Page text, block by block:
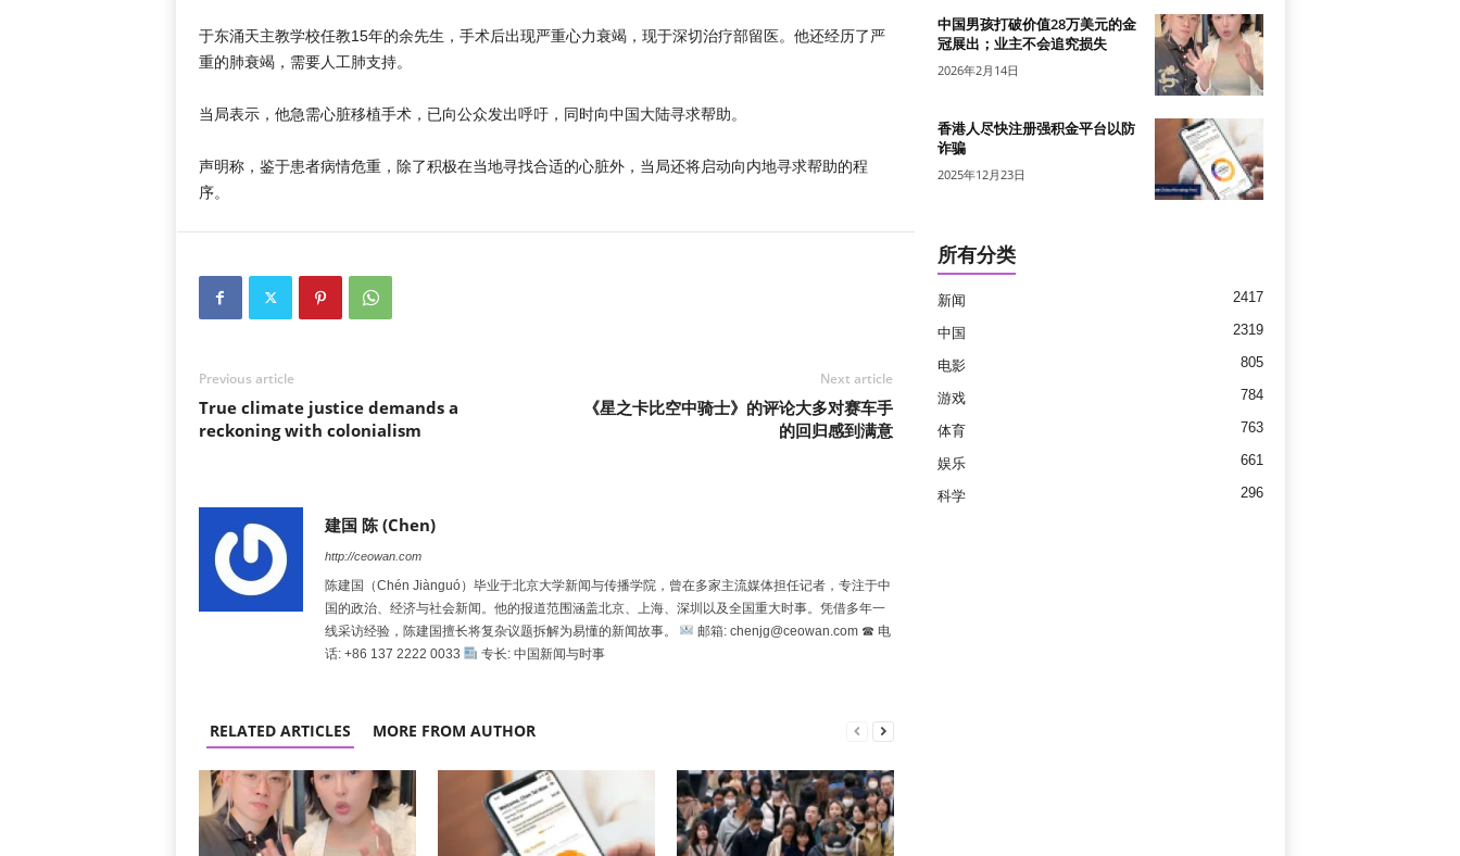
于东涌天主教学校任教15年的余先生，手术后出现严重心力衰竭，现于深切治疗部留医。他还经历了严
重的肺衰竭，需要人工肺支持。
当局表示，他急需心脏移植手术，已向公众发出呼吁，同时向中国大陆寻求帮助。
声明称，鉴于患者病情危重，除了积极在当地寻找合适的心脏外，当局还将启动向内地寻求帮助的程
序。
Previous article
True climate justice demands a
reckoning with colonialism
Next article
《星之卡比空中骑士》的评论大多对赛车手
的回归感到满意
建国 陈 (Chen)
http://ceowan.com
陈建国（Chén Jiànguó）毕业于北京大学新闻与传播学院，曾在多家主流媒体担任记者，专注于中
国的政治、经济与社会新闻。他的报道范围涵盖北京、上海、深圳以及全国重大时事。凭借多年一
线采访经验，陈建国擅长将复杂议题拆解为易懂的新闻故事。
邮箱: chenjg@ceowan.com ☎ 电
话: +86 137 2222 0033
专长: 中国新闻与时事
RELATED ARTICLES MORE FROM AUTHOR
中国男孩打破价值28万美元的金
冠展出；业主不会追究损失
2026年2月14日
香港人尽快注册强积金平台以防
诈骗
2025年12月23日
所有分类
新闻 2417
中国 2319
电影 805
游戏 784
体育 763
娱乐 661
科学 296